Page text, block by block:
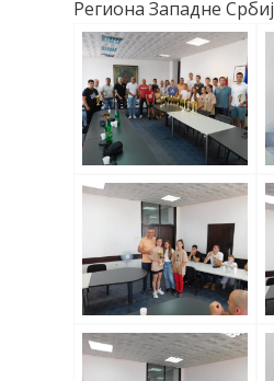
Региона Западне